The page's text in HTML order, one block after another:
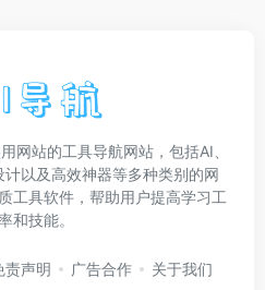
网站的工具导航网站，包括AI、
以及高效神器等多种类别的网
工具软件，帮助用户提高学习工
和技能。
责声明 广告合作 关于我们